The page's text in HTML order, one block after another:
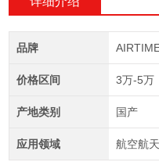
品牌
价格区间 3万-5万
产地类别 国产
应用领域 航空航